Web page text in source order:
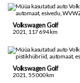
Volkswagen Golf
2021, 117 694 km
Volkswagen Golf
2021, 55 000 km